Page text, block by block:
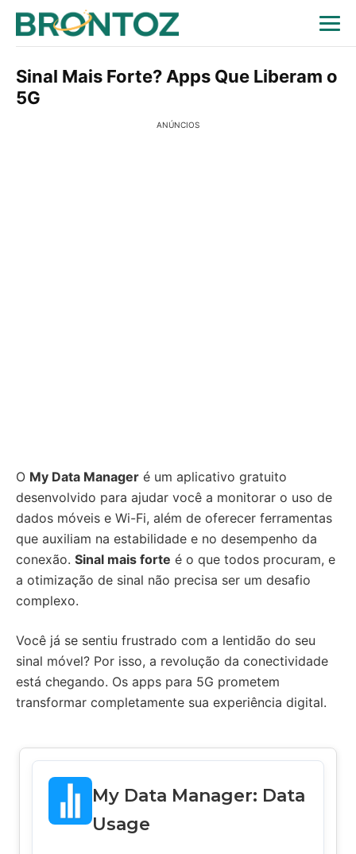
Sinal Mais Forte? Apps Que Liberam o
5G
ANÚNCIOS
O My Data Manager é um aplicativo gratuito
desenvolvido para ajudar você a monitorar o uso de
dados móveis e Wi-Fi, além de oferecer ferramentas
que auxiliam na estabilidade e no desempenho da
conexão. Sinal mais forte é o que todos procuram, e
a otimização de sinal não precisa ser um desafio
complexo.
Você já se sentiu frustrado com a lentidão do seu
sinal móvel? Por isso, a revolução da conectividade
está chegando. Os apps para 5G prometem
transformar completamente sua experiência digital.
My Data Manager: Data
Usage